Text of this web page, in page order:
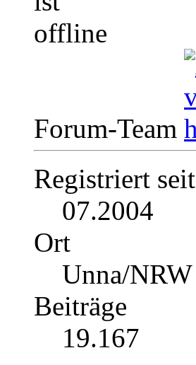
Forum-Team
Registriert seit
07.2004
Ort
Unna/NRW
Beiträge
19.167